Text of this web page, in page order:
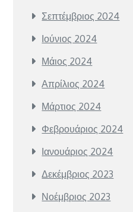
Σεπτέμβριος 2024
Ιούνιος 2024
Μάιος 2024
Απρίλιος 2024
Μάρτιος 2024
Φεβρουάριος 2024
Ιανουάριος 2024
Δεκέμβριος 2023
Νοέμβριος 2023